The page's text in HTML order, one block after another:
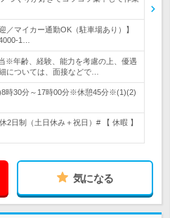
／マイカー通勤OK（駐車場あり）】
1…
※年齢、経験、能力を考慮の上、優遇
については、面接などで…
時30分～17時00分※休憩45分※(1)(2)
2日制（土日休み＋祝日）# 【 休暇 】
気になる